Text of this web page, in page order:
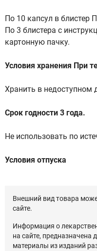
По 10 капсул в блистер
По 3 блистера с
картонную пачку.
Условия хранения При
Хранить в недоступном
Срок годности 3 года.
Не использовать по
Условия отпуска
Внешний вид товара
сайте.
Информация о
на сайте, предназначена
материалы из изданий